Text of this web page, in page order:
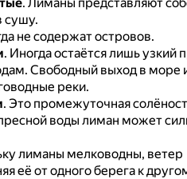
сушу.
не содержат островов.
. Иногда остаётся лишь узкий
Свободный выход в море
реки.
. Это промежуточная
воды лиман может
лиманы мелководны, ветер
её от одного берега к